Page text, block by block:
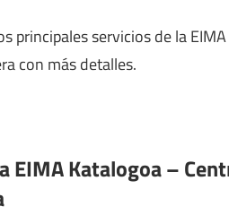
principales servicios de la
con más detalles.
EIMA Katalogoa –